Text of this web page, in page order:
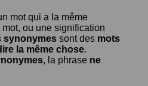
mot qui a la même
ou une signification
synonymes sont des mots
la même chose.
, la phrase ne